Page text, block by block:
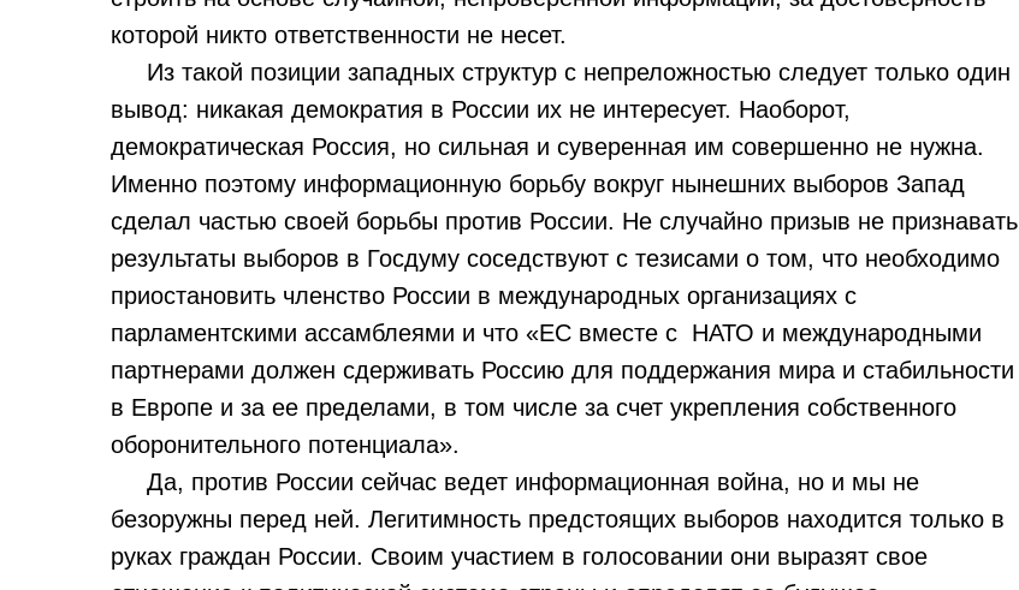
которой никто ответственности не несет.
Из такой позиции западных структур с непреложностью следует только один
вывод: никакая демократия в России их не интересует. Наоборот,
демократическая Россия, но сильная и суверенная им совершенно не нужна.
Именно поэтому информационную борьбу вокруг нынешних выборов Запад
сделал частью своей борьбы против России. Не случайно призыв не признавать
результаты выборов в Госдуму соседствуют с тезисами о том, что необходимо
приостановить членство России в международных организациях с
парламентскими ассамблеями и что «ЕС вместе с НАТО и международными
партнерами должен сдерживать Россию для поддержания мира и стабильности
в Европе и за ее пределами, в том числе за счет укрепления собственного
оборонительного потенциала».
Да, против России сейчас ведет информационная война, но и мы не
безоружны перед ней. Легитимность предстоящих выборов находится только в
руках граждан России. Своим участием в голосовании они выразят свое